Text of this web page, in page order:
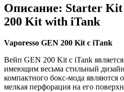
Описание: Starter Kit
200 Kit with iTank
Vaporesso GEN 200 Kit c iTank
Вейп GEN 200 Kit c iTank
имеющим весьма стильный
компактного бокс-мода являются
мелкая перфорация на его